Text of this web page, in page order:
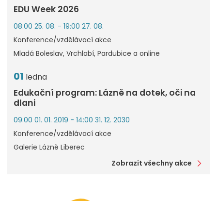
EDU Week 2026
08:00 25. 08. - 19:00 27. 08.
Konference/vzdělávací akce
Mladá Boleslav, Vrchlabí, Pardubice a online
01 ledna
Edukační program: Lázně na dotek, oči na
dlani
09:00 01. 01. 2019 - 14:00 31. 12. 2030
Konference/vzdělávací akce
Galerie Lázně Liberec
Zobrazit všechny akce